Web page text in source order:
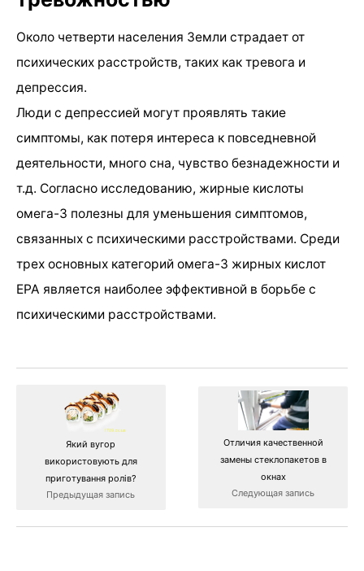
Около четверти населения Земли страдает от
психических расстройств, таких как тревога и
депрессия.
Люди с депрессией могут проявлять такие
симптомы, как потеря интереса к повседневной
деятельности, много сна, чувство безнадежности и
т.д. Согласно исследованию, жирные кислоты
омега-3 полезны для уменьшения симптомов,
связанных с психическими расстройствами. Среди
трех основных категорий омега-3 жирных кислот
EPA является наиболее эффективной в борьбе с
психическими расстройствами.
Який вугор
використовують для
приготування ролів?
Предыдущая запись
Отличия качественной
замены стеклопакетов в
окнах
Следующая запись